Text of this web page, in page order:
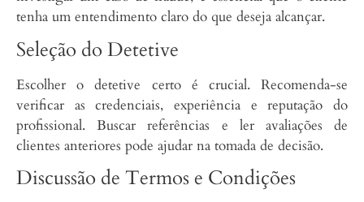
tenha um entendimento claro do que deseja alcançar.
Seleção do Detetive
Escolher o detetive certo é crucial. Recomenda-se
verificar as credenciais, experiência e reputação do
profissional. Buscar referências e ler avaliações de
clientes anteriores pode ajudar na tomada de decisão.
Discussão de Termos e Condições